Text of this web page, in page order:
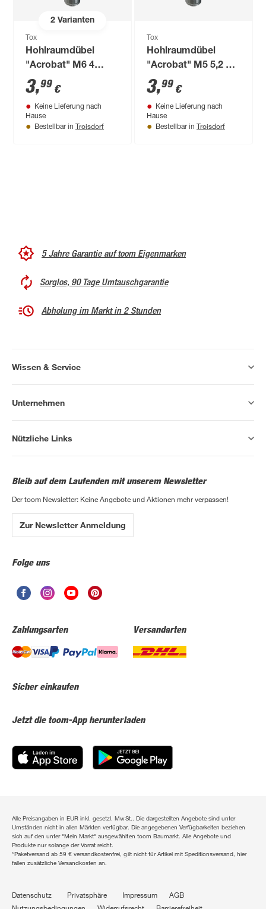
2Varianten
Tox
Hohlraumdübel
"Acrobat" M6 4
Stück 3,7 cm
3,99 €
Keine Lieferung nach
Hause
Bestellbar in Troisdorf
Tox
Hohlraumdübel
"Acrobat" M5 5,2 cm
4 Stück
3,99 €
Keine Lieferung nach
Hause
Bestellbar in Troisdorf
5 Jahre Garantie auf toom Eigenmarken
Sorglos, 90 Tage Umtauschgarantie
Abholung im Markt in 2 Stunden
Wissen & Service
Unternehmen
Nützliche Links
Bleib auf dem Laufenden mit unserem Newsletter
Der toom Newsletter: Keine Angebote und Aktionen mehr verpassen!
Zur Newsletter Anmeldung
Folge uns
Zahlungsarten Versandarten
Sicher einkaufen
Jetzt die toom-App herunterladen
Alle Preisangaben in EUR inkl. gesetzl. MwSt.. Die dargestellten Angebote sind unter
Umständen nicht in allen Märkten verfügbar. Die angegebenen Verfügbarkeiten beziehen
sich auf den unter "Mein Markt" ausgewählten toom Baumarkt. Alle Angebote und
Produkte nur solange der Vorrat reicht.
*Paketversand ab 59 € versandkostenfrei, gilt nicht für Artikel mit Speditionsversand, hier
fallen zusätzliche Versandkosten an.
Datenschutz Privatsphäre Impressum
AGB